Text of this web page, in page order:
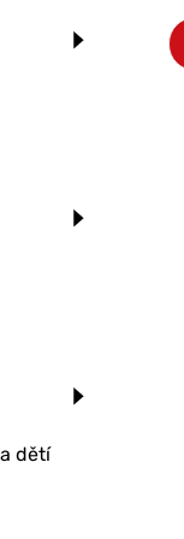
dětí